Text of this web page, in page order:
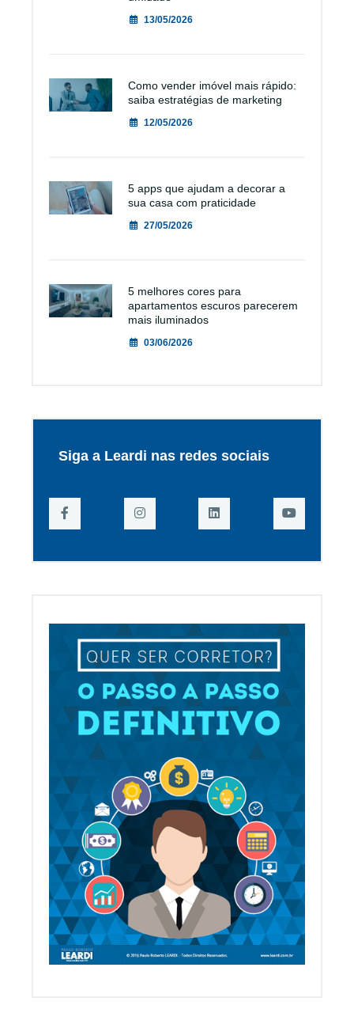
13/05/2026
Como vender imóvel mais rápido:
saiba estratégias de marketing
12/05/2026
5 apps que ajudam a decorar a
sua casa com praticidade
27/05/2026
5 melhores cores para
apartamentos escuros parecerem
mais iluminados
03/06/2026
Siga a Leardi nas redes sociais